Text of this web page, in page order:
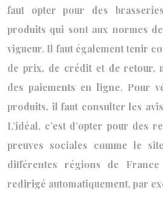
faut opter pour des
produits qui sont aux normes
vigueur. Il faut également tenir
de prix, de crédit et de retour,
des paiements en ligne. Pour
produits, il faut consulter les
L’idéal, c’est d’opter pour des
preuves sociales comme le
différentes régions de
redirigé automatiquement, par